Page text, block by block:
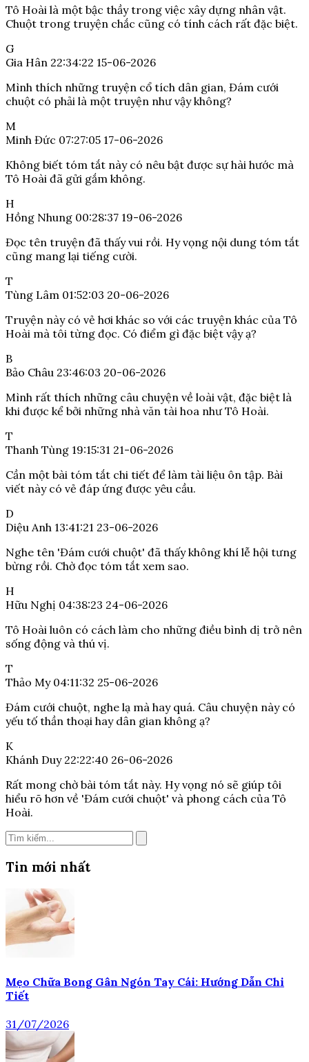
Tô Hoài là một bậc thầy trong việc xây dựng nhân vật.
Chuột trong truyện chắc cũng có tính cách rất đặc biệt.
G
Gia Hân 22:34:22 15-06-2026
Mình thích những truyện cổ tích dân gian, Đám cưới
chuột có phải là một truyện như vậy không?
M
Minh Đức 07:27:05 17-06-2026
Không biết tóm tắt này có nêu bật được sự hài hước mà
Tô Hoài đã gửi gắm không.
H
Hồng Nhung 00:28:37 19-06-2026
Đọc tên truyện đã thấy vui rồi. Hy vọng nội dung tóm tắt
cũng mang lại tiếng cười.
T
Tùng Lâm 01:52:03 20-06-2026
Truyện này có vẻ hơi khác so với các truyện khác của Tô
Hoài mà tôi từng đọc. Có điểm gì đặc biệt vậy ạ?
B
Bảo Châu 23:46:03 20-06-2026
Mình rất thích những câu chuyện về loài vật, đặc biệt là
khi được kể bởi những nhà văn tài hoa như Tô Hoài.
T
Thanh Tùng 19:15:31 21-06-2026
Cần một bài tóm tắt chi tiết để làm tài liệu ôn tập. Bài
viết này có vẻ đáp ứng được yêu cầu.
D
Diệu Anh 13:41:21 23-06-2026
Nghe tên 'Đám cưới chuột' đã thấy không khí lễ hội tưng
bừng rồi. Chờ đọc tóm tắt xem sao.
H
Hữu Nghị 04:38:23 24-06-2026
Tô Hoài luôn có cách làm cho những điều bình dị trở nên
sống động và thú vị.
T
Thảo My 04:11:32 25-06-2026
Đám cưới chuột, nghe lạ mà hay quá. Câu chuyện này có
yếu tố thần thoại hay dân gian không ạ?
K
Khánh Duy 22:22:40 26-06-2026
Rất mong chờ bài tóm tắt này. Hy vọng nó sẽ giúp tôi
hiểu rõ hơn về 'Đám cưới chuột' và phong cách của Tô
Hoài.
Tin mới nhất
Mẹo Chữa Bong Gân Ngón Tay Cái: Hướng Dẫn Chi
Tiết
31/07/2026